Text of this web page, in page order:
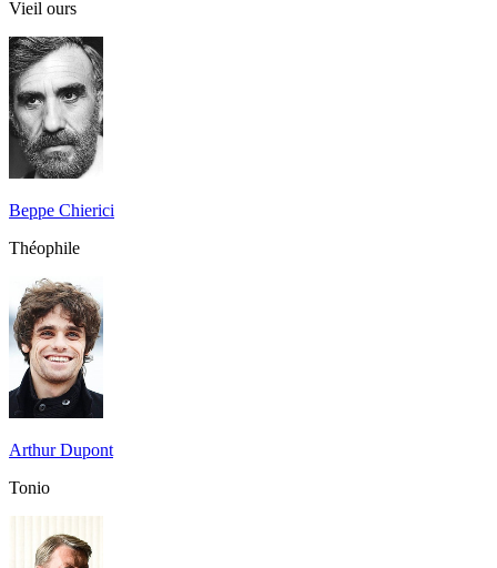
Vieil ours
Beppe Chierici
Théophile
Arthur Dupont
Tonio